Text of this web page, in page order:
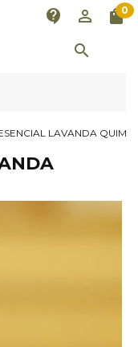
contact_support perm_identity shopping_bag0

LAVANDA